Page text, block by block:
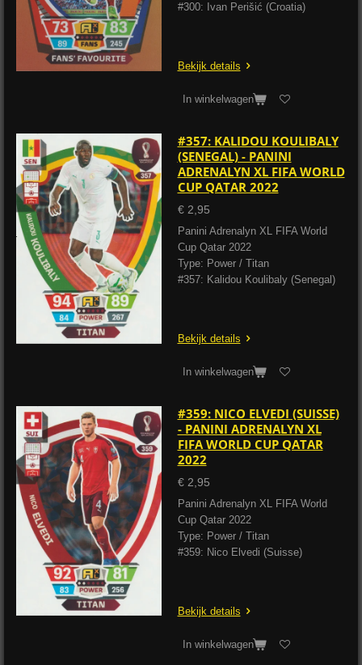
#300: Ivan Perišić (Croatia)
Bekijk details
In winkelwagen
#357: KALIDOU KOULIBALY
(SENEGAL) - PANINI
ADRENALYN XL FIFA WORLD
CUP QATAR 2022
€ 2,95
Panini Adrenalyn XL FIFA World
Cup Qatar 2022
Type: Power / Titan
#357: Kalidou Koulibaly (Senegal)
Bekijk details
In winkelwagen
#359: NICO ELVEDI (SUISSE)
- PANINI ADRENALYN XL
FIFA WORLD CUP QATAR
2022
€ 2,95
Panini Adrenalyn XL FIFA World
Cup Qatar 2022
Type: Power / Titan
#359: Nico Elvedi (Suisse)
Bekijk details
In winkelwagen